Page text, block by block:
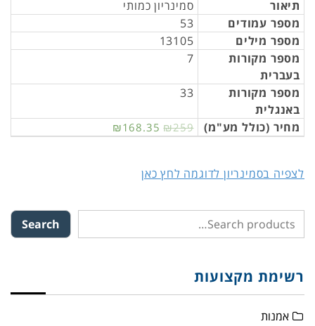
תיאור
סמינריון כמותי
מספר עמודים
53
מספר מילים
13105
מספר מקורות
בעברית
7
מספר מקורות
באנגלית
33
מחיר (כולל מע"מ) ₪168.35 ₪259
לצפיה בסמינריון לדוגמה לחץ כאן
Search
רשימת מקצועות
אמנות